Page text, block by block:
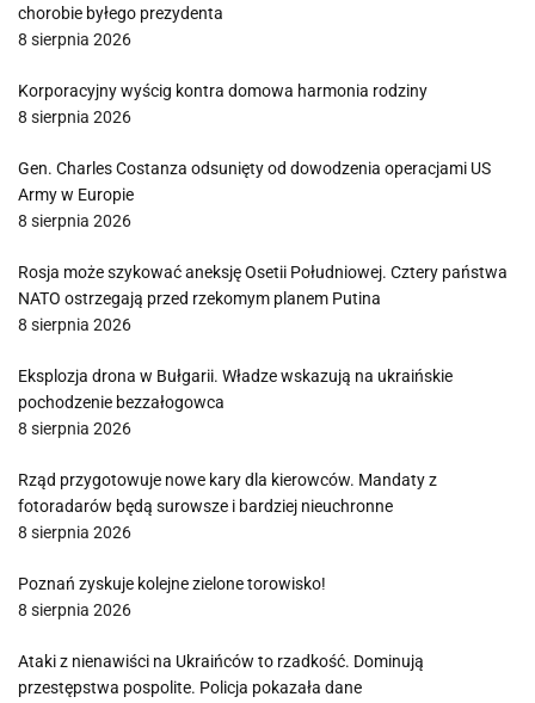
chorobie byłego prezydenta
8 sierpnia 2026
Korporacyjny wyścig kontra domowa harmonia rodziny
8 sierpnia 2026
Gen. Charles Costanza odsunięty od dowodzenia operacjami US
Army w Europie
8 sierpnia 2026
Rosja może szykować aneksję Osetii Południowej. Cztery państwa
NATO ostrzegają przed rzekomym planem Putina
8 sierpnia 2026
Eksplozja drona w Bułgarii. Władze wskazują na ukraińskie
pochodzenie bezzałogowca
8 sierpnia 2026
Rząd przygotowuje nowe kary dla kierowców. Mandaty z
fotoradarów będą surowsze i bardziej nieuchronne
8 sierpnia 2026
Poznań zyskuje kolejne zielone torowisko!
8 sierpnia 2026
Ataki z nienawiści na Ukraińców to rzadkość. Dominują
przestępstwa pospolite. Policja pokazała dane